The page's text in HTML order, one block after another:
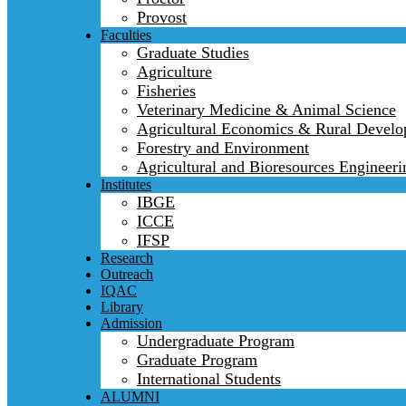
Provost
Faculties
Graduate Studies
Agriculture
Fisheries
Veterinary Medicine & Animal Science
Agricultural Economics & Rural
Forestry and Environment
Agricultural and Bioresources
Institutes
IBGE
ICCE
IFSP
Research
Outreach
IQAC
Library
Admission
Undergraduate Program
Graduate Program
International Students
ALUMNI